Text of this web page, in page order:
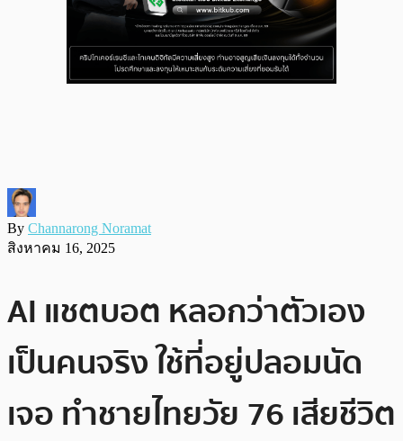
By Channarong Noramat
สิงหาคม 16, 2025
AI แชตบอต หลอกว่าตัวเอง
เป็นคนจริง ใช้ที่อยู่ปลอมนัด
เจอ ทำชายไทยวัย 76 เสียชีวิต